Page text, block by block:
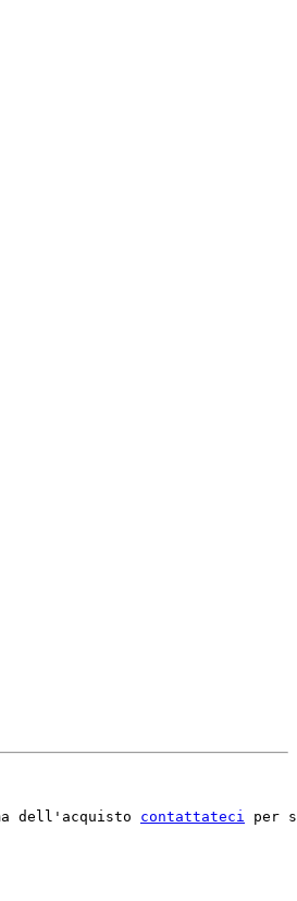
dell'acquisto contattateci per